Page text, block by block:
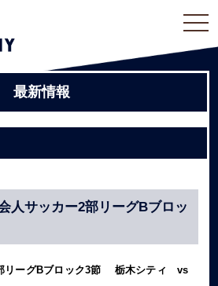
最新情報
人サッカー2部リーグBブロッ
リーグBブロック3節 栃木シティ vs